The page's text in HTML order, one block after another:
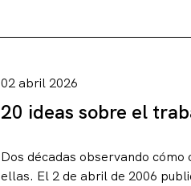
02 abril 2026
20 ideas sobre el
Dos décadas observando
ellas. El 2 de abril de 2006